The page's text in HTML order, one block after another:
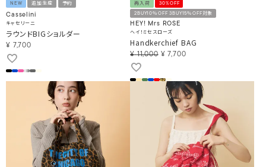
NEW 追加生産 予約
Casselini
キャセリーニ
ラウンドBIGショルダー
¥ 7,700
再入荷 30%OFF
2BUY10％OFF 3BUY15％OFF対象
HEY! Mrs ROSE
ヘイ！ミセスローズ
Handkerchief BAG
¥ 11,000 ¥ 7,700